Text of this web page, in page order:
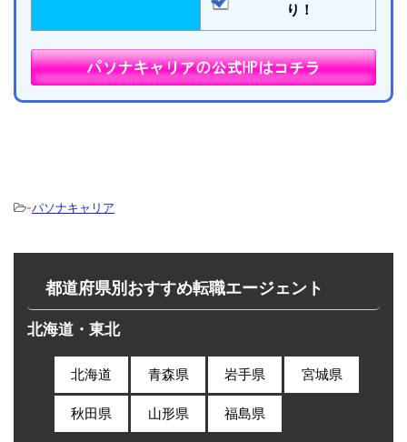
り！
-パソナキャリア
都道府県別おすすめ転職エージェント
北海道・東北
北海道 青森県 岩手県 宮城県
秋田県 山形県 福島県